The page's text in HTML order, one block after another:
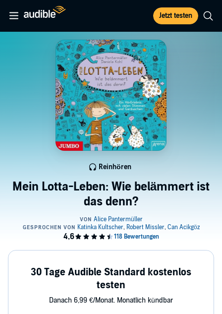
Jetzt testen
Mein Lotta-Leben: Wie belämmert ist
das denn?
Reinhören
30 Tage Audible Standard kostenlos
testen
Danach 6,99 €/Monat. Monatlich kündbar